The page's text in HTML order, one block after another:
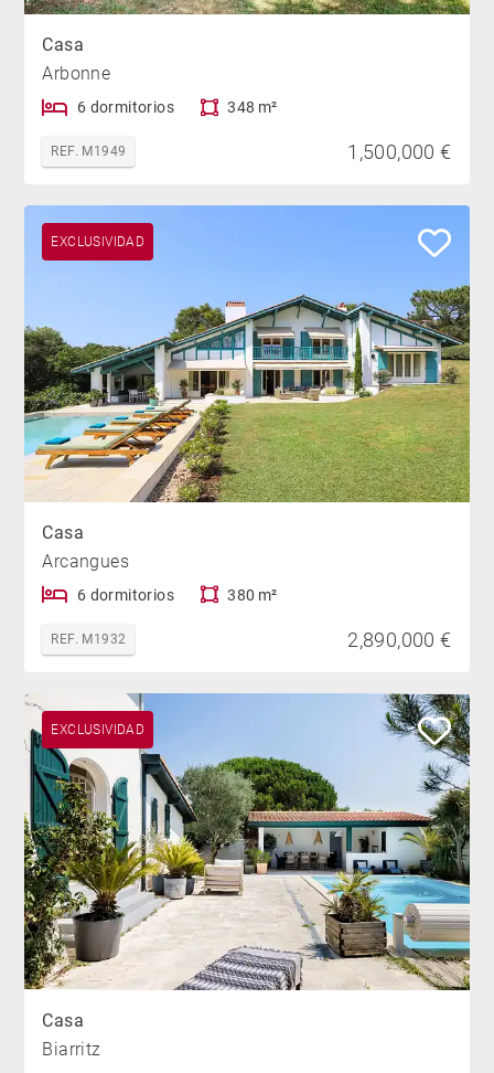
Casa
Arbonne
6 dormitorios 348 m²
REF. M1949 1,500,000 €
EXCLUSIVIDAD
Casa
Arcangues
6 dormitorios 380 m²
REF. M1932 2,890,000 €
EXCLUSIVIDAD
Casa
Biarritz